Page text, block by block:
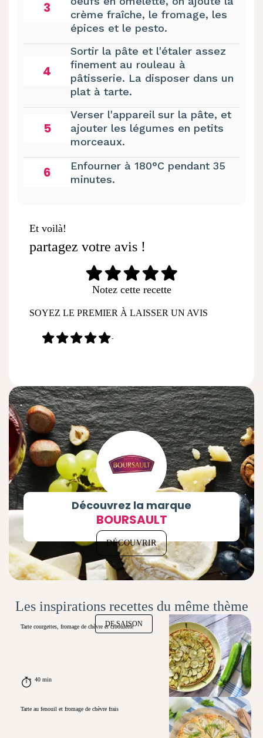
3
crème fraîche, le fromage, les
épices et le pesto.
4
Sortir la pâte et l'étaler assez
finement au rouleau à
pâtisserie. La disposer dans un
plat à tarte.
5
Verser l'appareil sur la pâte, et
ajouter les légumes en petits
morceaux.
6
Enfourner à 180°C pendant 35
minutes.
Et voilà!
partagez votre avis !
Notez cette recette
SOYEZ LE PREMIER À LAISSER UN AVIS
-
Découvrez la marque
BOURSAULT
DÉCOUVRIR
Les inspirations recettes du même thème
DE SAISON
Tarte courgettes, fromage de chèvre et ciboulette
40 min
Tarte au fenouil et fromage de chèvre frais